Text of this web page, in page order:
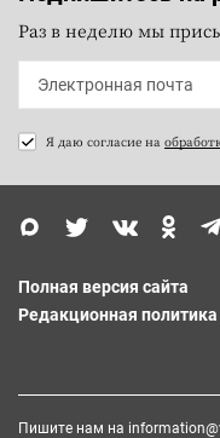
Раз в неделю мы
Я даю согласие на
Полная версия сайта
Редакционная политика
Пишите нам на